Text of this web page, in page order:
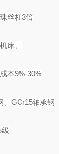
丝杠3倍
床、
本9%-30%
、GCr15轴承钢
级